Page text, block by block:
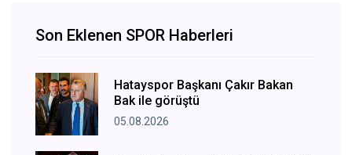
Son Eklenen SPOR Haberleri
Hatayspor Başkanı Çakır Bakan
Bak ile görüştü
05.08.2026